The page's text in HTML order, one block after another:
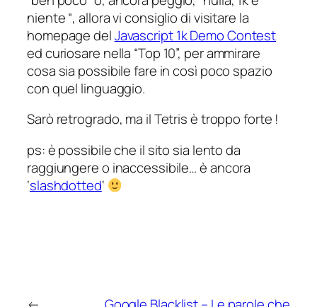
niente“, allora vi consiglio di visitare la
homepage delJavascript 1k Demo Contest
ed curiosare nella “Top 10”, per ammirare
cosa sia possibile fare in così poco spazio
con quel linguaggio.
Sarò retrogrado, ma il Tetris è troppo forte !
ps: è possibile che il sito sia lento da
raggiungere o inaccessibile… è ancora
‘slashdotted‘